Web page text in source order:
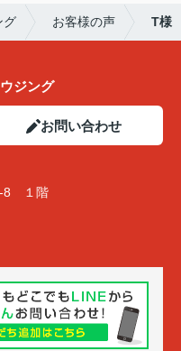
グ お客様の声 T様
ジング
お問い合わせ
8 １階